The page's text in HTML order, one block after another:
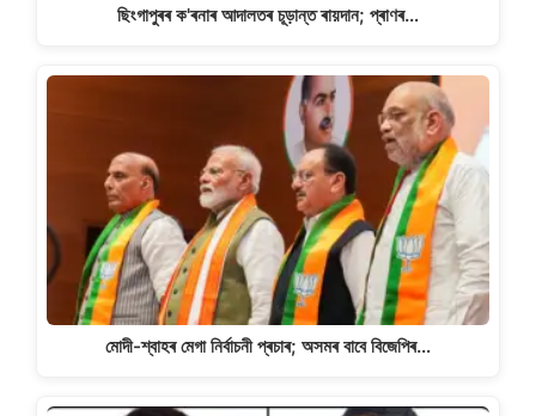
ছিংগাপুৰৰ ক'ৰনাৰ আদালতৰ চূড়ান্ত ৰায়দান; প্ৰাণৰ…
মোদী-শ্বাহৰ মেগা নিৰ্বাচনী প্ৰচাৰ; অসমৰ বাবে বিজেপিৰ…